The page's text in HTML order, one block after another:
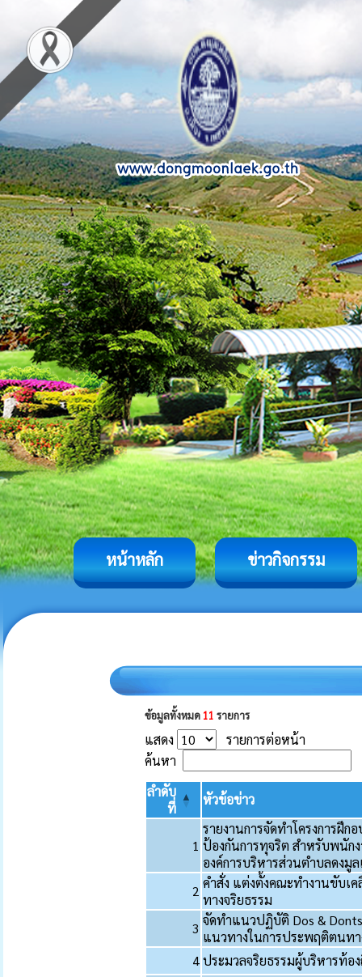
หน้าหลัก ข่าวกิจกรรม
ข้อมูลทั้งหมด 11 รายการ
แสดง
รายการต่อหน้า
ค้นหา
ลำดับ
ที่
หัวข้อข่าว
1
รายงานการจัดทำโครงการฝึก
ป้องกันการทุจริต สำหรับพนัก
องค์การบริหารส่วนตำบลดงมู
2 คำสั่ง แต่งตั้งคณะทำงานขับเ
ทางจริยธรรม
3 จัดทำแนวปฏิบัติ Dos &
แนวทางในการประพฤติตนทา
4ประมวลจริยธรรมผู้บริหารท้อ